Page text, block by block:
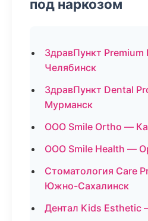
под наркозом
ЗдравПункт
Челябинск
ЗдравПункт Dental
Мурманск
ООО Smile Ortho —
ООО Smile Health —
Стоматология Care
Южно-Сахалинск
Дентал Kids Esthetic